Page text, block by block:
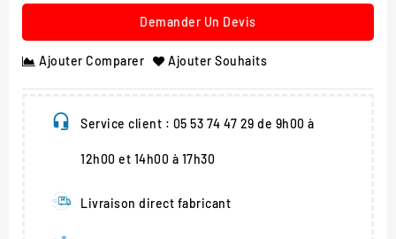
Demander Un Devis
Ajouter Comparer Ajouter Souhaits
Service client : 05 53 74 47 29 de 9h00 à
12h00 et 14h00 à 17h30
Livraison direct fabricant